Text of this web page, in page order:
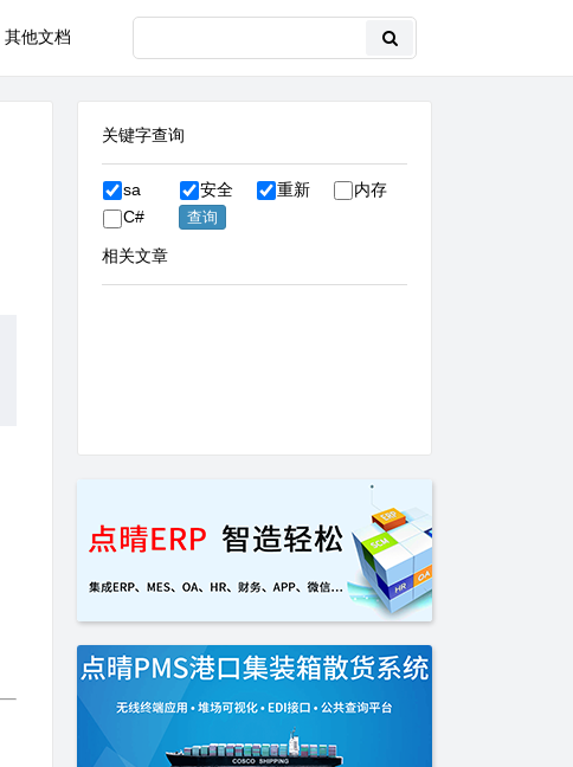
其他文档
关键字查询
sa 安全 重新
内存
C#
相关文章